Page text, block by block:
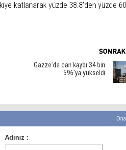
katlanarak yüzde 38.8’den yüzde
Gazze'de can kaybı 34 bin
596'ya yükseldi